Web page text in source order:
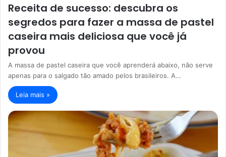
Receita de sucesso: descubra os
segredos para fazer a massa de pastel
caseira mais deliciosa que você já
provou
A massa de pastel caseira que você aprenderá abaixo, não serve
apenas para o salgado tão amado pelos brasileiros. A…
Leia mais »